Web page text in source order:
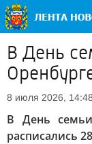
В День
8 июля 2026, 14:48
В День
расписались